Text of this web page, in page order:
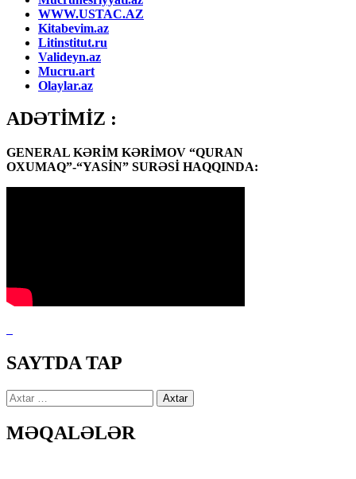
WWW.USTAC.AZ
Kitabevim.az
Litinstitut.ru
Valideyn.az
Mucru.art
Olaylar.az
ADƏTİMİZ :
GENERAL KƏRİM KƏRİMOV “QURAN
OXUMAQ”-“YASİN” SURƏSİ HAQQINDA:
SAYTDA TAP
Axtarış:
MƏQALƏLƏR